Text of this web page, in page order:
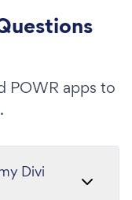
POWR apps to
Divi